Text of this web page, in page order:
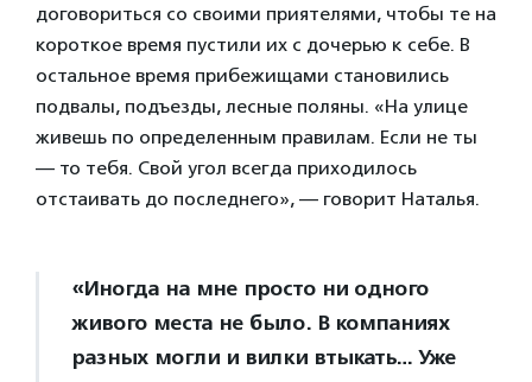
договориться со своими приятелями, чтобы те на
короткое время пустили их с дочерью к себе. В
остальное время прибежищами становились
подвалы, подъезды, лесные поляны. «На улице
живешь по определенным правилам. Если не ты
— то тебя. Свой угол всегда приходилось
отстаивать до последнего», — говорит Наталья.
«Иногда на мне просто ни одного
живого места не было. В компаниях
разных могли и вилки втыкать… Уже